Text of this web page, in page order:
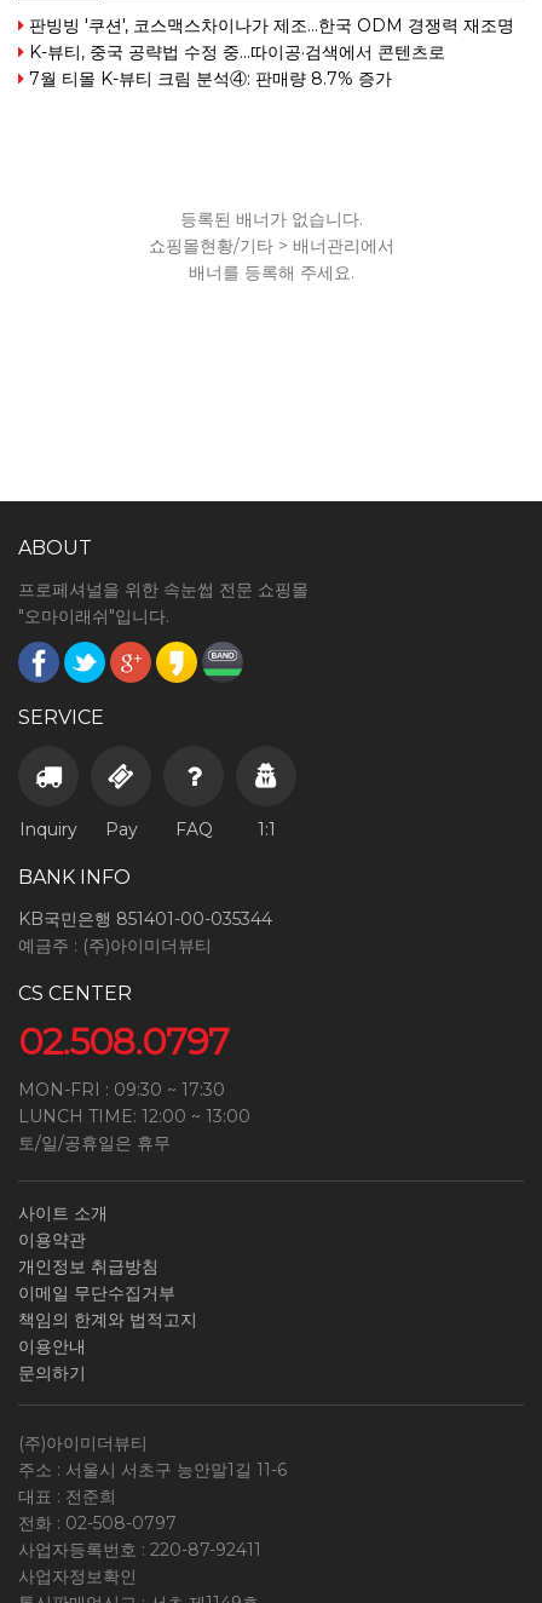
판빙빙 '쿠션', 코스맥스차이나가 제조…한국 ODM 경쟁력 재조명
K-뷰티, 중국 공략법 수정 중...따이공·검색에서 콘텐츠로
7월 티몰 K-뷰티 크림 분석④: 판매량 8.7% 증가
등록된 배너가 없습니다.
쇼핑몰현황/기타 > 배너관리에서
배너를 등록해 주세요.
ABOUT
프로페셔널을 위한 속눈썹 전문 쇼핑몰
"오마이래쉬"입니다.
SERVICE
Inquiry Pay FAQ 1:1
BANK INFO
KB국민은행 851401-00-035344
예금주 : (주)아이미더뷰티
CS CENTER
02.508.0797
MON-FRI : 09:30 ~ 17:30
LUNCH TIME: 12:00 ~ 13:00
토/일/공휴일은 휴무
사이트 소개
이용약관
개인정보 취급방침
이메일 무단수집거부
책임의 한계와 법적고지
이용안내
문의하기
(주)아이미더뷰티
주소 : 서울시 서초구 능안말1길 11-6
대표 : 전준희
전화 : 02-508-0797
사업자등록번호 : 220-87-92411
사업자정보확인